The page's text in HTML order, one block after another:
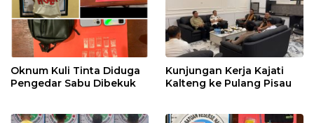
Oknum Kuli Tinta Diduga
Pengedar Sabu Dibekuk
Kunjungan Kerja Kajati
Kalteng ke Pulang Pisau